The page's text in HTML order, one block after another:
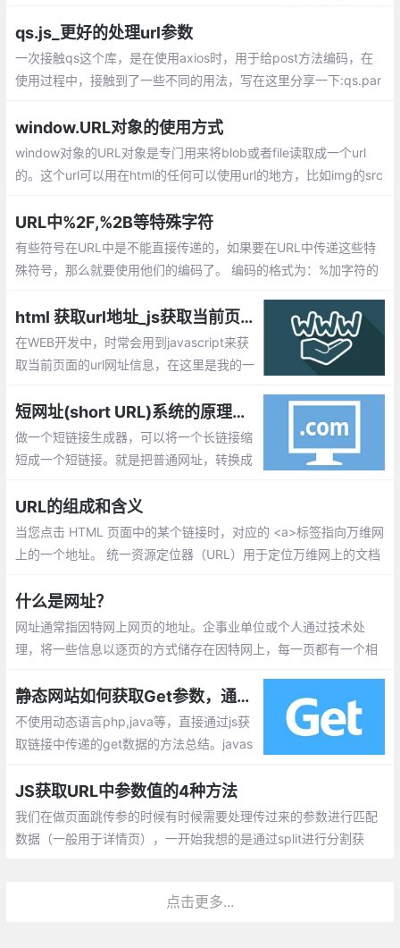
生成足够短的字符串唯一ID呢？
qs.js_更好的处理url参数
一次接触qs这个库，是在使用axios时，用于给post方法编码，在
使用过程中，接触到了一些不同的用法，写在这里分享一下:qs.par
window.URL对象的使用方式
window对象的URL对象是专门用来将blob或者file读取成一个url
的。这个url可以用在html的任何可以使用url的地方，比如img的src
URL中%2F,%2B等特殊字符
有些符号在URL中是不能直接传递的，如果要在URL中传递这些特
殊符号，那么就要使用他们的编码了。 编码的格式为：%加字符的
值。
html 获取url地址_js获取当前页面的url网址信息汇总
在WEB开发中，时常会用到javascript来获
取当前页面的url网址信息，在这里是我的一
ref(设置或获取整个 URL 为字符串),windo
w.location.protocol(设置或获取 URL 的协
议部分)
短网址(short URL)系统的原理及其实现
做一个短链接生成器，可以将一个长链接缩
短成一个短链接。就是把普通网址，转换成
少、美观、便于发布、传播。
URL的组成和含义
当您点击 HTML 页面中的某个链接时，对应的 <a>标签指向万维网
上的一个地址。 统一资源定位器（URL）用于定位万维网上的文档
什么是网址？
网址通常指因特网上网页的地址。企事业单位或个人通过技术处
理，将一些信息以逐页的方式储存在因特网上，每一页都有一个相
址。
静态网站如何获取Get参数，通过js获取url的参数数据的实现方式
不使用动态语言php,java等，直接通过js获
取链接中传递的get数据的方法总结。javas
来的url进行简单地解析即可。
JS获取URL中参数值的4种方法
我们在做页面跳传参的时候有时候需要处理传过来的参数进行匹配
数据（一般用于详情页），一开始我想的是通过split进行分割获
点击更多...